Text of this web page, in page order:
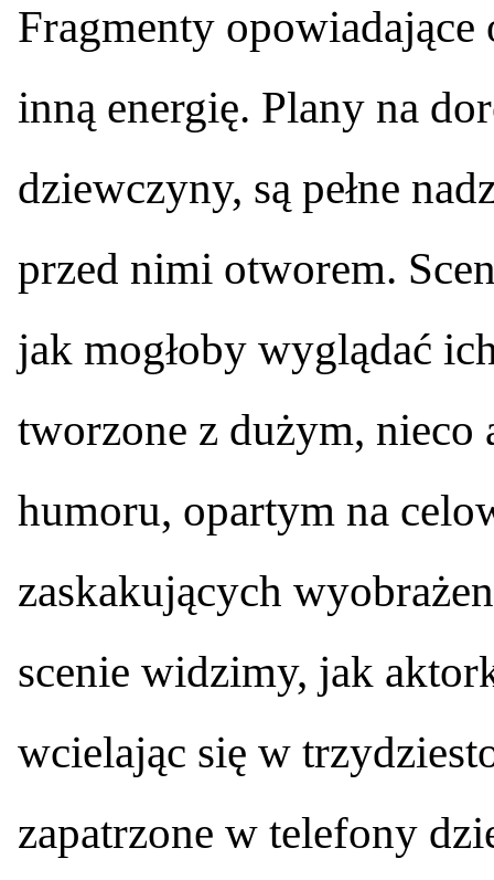
Fragmenty opowiadające
inną energię. Plany na
dziewczyny, są pełne
przed nimi otworem.
jak mogłoby wyglądać
tworzone z dużym,
humoru, opartym na
zaskakujących
scenie widzimy, jak
wcielając się w
zapatrzone w telefony